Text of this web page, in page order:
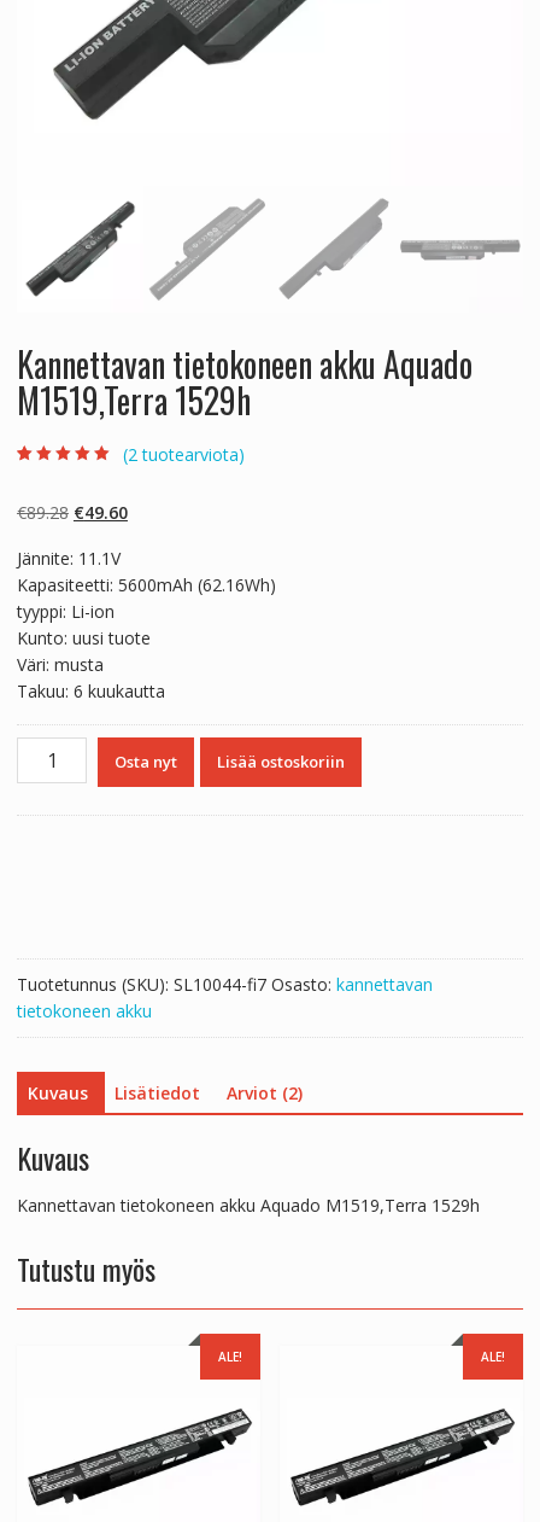
Kannettavan tietokoneen akku Aquado
M1519,Terra 1529h
asiakkaan
(2tuotearviota)
€89.28 Alkuperäinen
oli:
€89.28.
€49.60Nykyinen
€49.60.
Jännite: 11.1V
Kapasiteetti: 5600mAh (62.16Wh)
tyyppi: Li-ion
Kunto: uusi tuote
Väri: musta
Takuu: 6 kuukautta
Kannettavan
tietokoneen
Osta nyt Lisää ostoskoriin
Tuotetunnus (SKU): SL10044-fi7 Osasto: kannettavan
tietokoneen akku
Kuvaus Lisätiedot Arviot (2)
Kuvaus
Kannettavan tietokoneen akku Aquado M1519,Terra 1529h
Tutustu myös
ALE! ALE!